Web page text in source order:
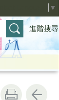
▼
進階搜尋